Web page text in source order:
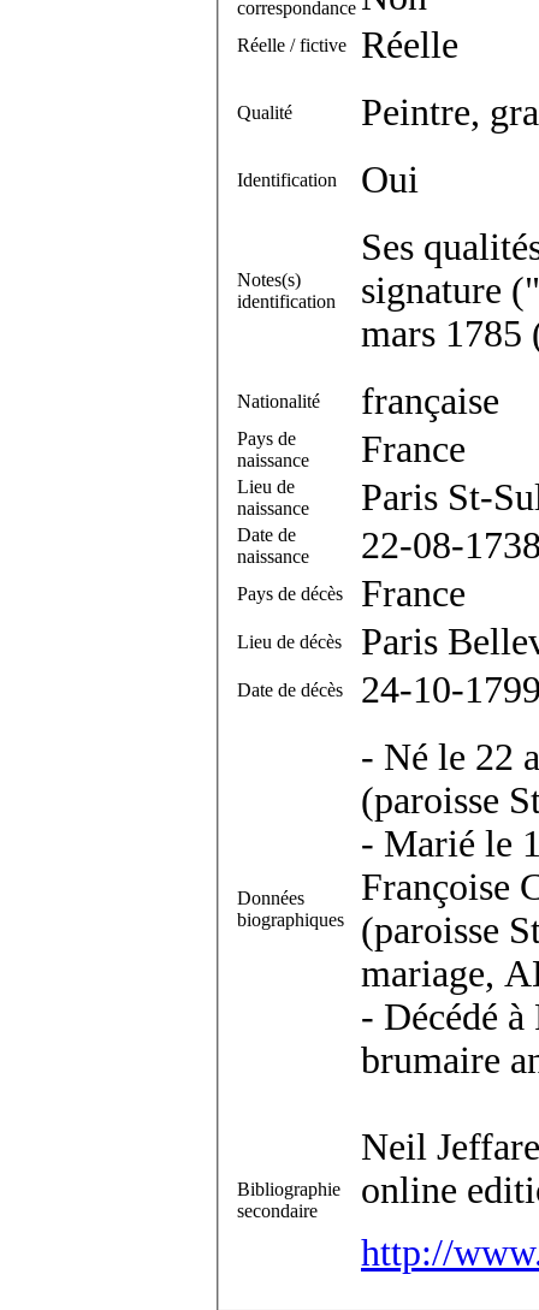
correspondance
Réelle / fictive Réelle
Qualité Peintre,
Identification Oui
Notes(s)
identification
Ses
signature
mars
Nationalité française
Pays de
naissance
France
Lieu de
naissance
Paris St-
Date de
naissance
22-08-
Pays de décès France
Lieu de décès Paris
Date de décès 24-10-
Données
biographiques
- Né le 22
(paroisse
- Marié le
Françoise
(paroisse
mariage,
- Décédé
brumaire
Bibliographie
secondaire
Neil
online
http://